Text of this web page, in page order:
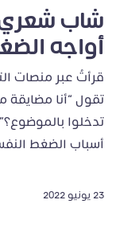
شاب
أواجه
قرأتُ عبر منصات
تقول “أنا
تدخلوا
أسباب الضغط
23 يونيو 2022